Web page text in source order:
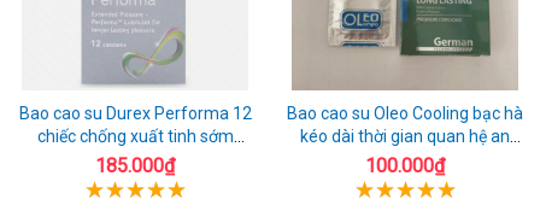
Bao cao su Durex Performa 12
chiếc chống xuất tinh sớm
chuẩn Thái Lan
185.000₫
Bao cao su Oleo Cooling bạc hà
kéo dài thời gian quan hệ an
toàn
100.000₫